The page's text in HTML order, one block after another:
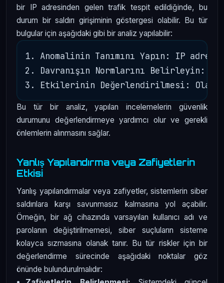
bir IP adresinden gelen trafik tespit edildiğinde, bu
durum bir saldırı girişiminin göstergesi olabilir. Bu tür
bulgular için aşağıdaki gibi bir analiz yapılabilir:
1. Anomalinin Tanımını Yapın: IP
2. Davranışın Normlarını Belirleyin:
Bu tür bir analiz, yapılan incelemelerin güvenlik
durumunu değerlendirmeye yardımcı olur ve gerekli
önlemlerin alınmasını sağlar.
Yanlış Yapılandırma veya Zafiyetlerin
Etkisi
Yanlış yapılandırmalar veya zafiyetler, sistemlerin siber
saldırılara karşı savunmasız kalmasına yol açabilir.
Örneğin, bir ağ cihazında varsayılan kullanıcı adı ve
parolanın değiştirilmemesi, siber suçluların sisteme
kolayca sızmasına olanak tanır. Bu tür riskler için bir
değerlendirme sürecinde aşağıdaki noktalar göz
önünde bulundurulmalıdır: